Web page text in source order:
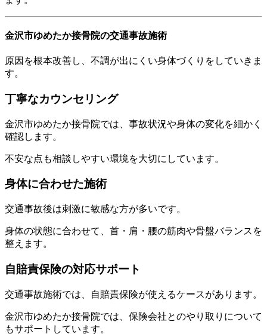
金沢市ゆめたか接骨院の交通事故施術
原因を根本改善し、不調が出にくい身体づくりをしていきま
す。
丁寧なカウンセリング
金沢市ゆめたか接骨院では、事故状況や身体の変化を細かく
確認します。
不安な点も相談しやすい環境を大切にしています。
身体に合わせた施術
交通事故後は刺激に敏感な方が多いです。
身体の状態に合わせて、首・肩・腰の筋肉や骨盤バランスを
整えます。
自賠責保険の対応サポート
交通事故施術では、自賠責保険が使えるケースがあります。
金沢市ゆめたか接骨院では、保険会社とのやり取りについて
もサポートしています。